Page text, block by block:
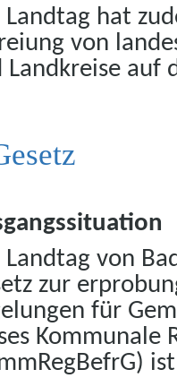
Landtag hat
von
Landkreise auf
Landtag von
zur
für
Kommunale